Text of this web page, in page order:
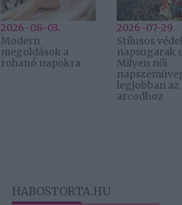
2026-08-03.
Modern
megoldások a
rohanó napokra
2026-07-29.
Stílusos
napsugarak
Milyen női
legjobban az
arcodhoz
HABOSTORTA.HU